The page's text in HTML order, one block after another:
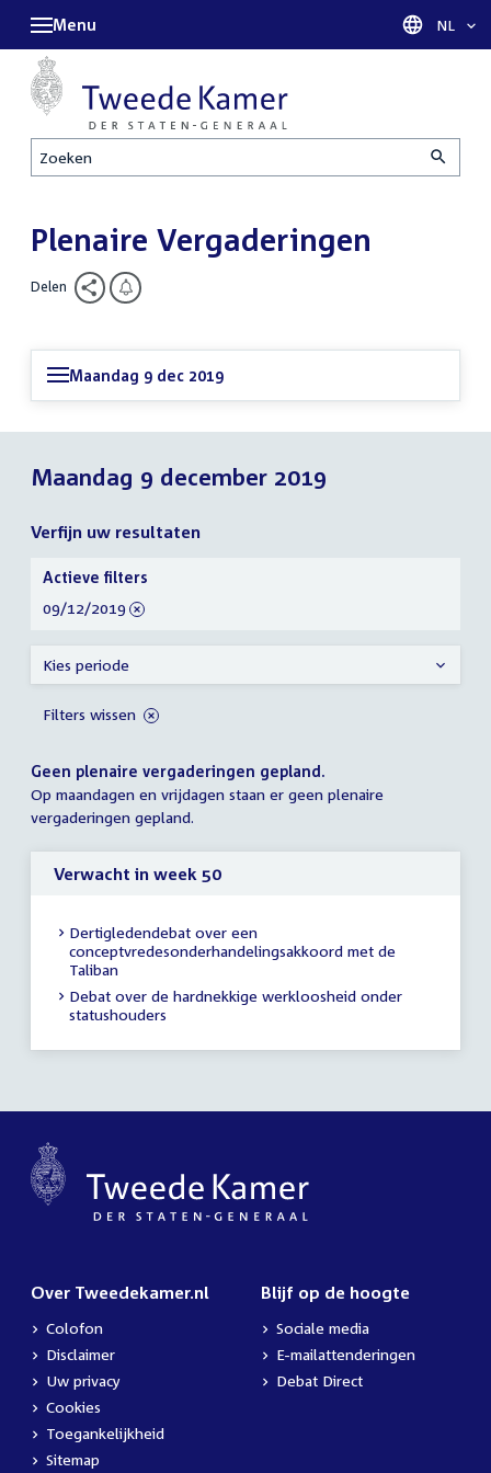
Zoeken
Menu Taal
NL
Plenaire Vergaderingen
Delen
Maandag 9 dec 2019
Maandag 9 december 2019
Verfijn uw resultaten
Geen plenaire vergaderingen gepland.
Op maandagen en vrijdagen staan er geen plenaire
vergaderingen gepland.
Verwacht in week 50
Dertigledendebat over een
conceptvredesonderhandelingsakkoord met de
Taliban
Debat over de hardnekkige werkloosheid onder
statushouders
Verfijn
uw
resultaten
Actieve filters
verwijder
09/12/2019
Kies periode
Filters wissen
Over Tweedekamer.nl
Colofon
Disclaimer
Uw privacy
Cookies
Toegankelijkheid
Sitemap
Blijf op de hoogte
Sociale media
E-mailattenderingen
Debat Direct